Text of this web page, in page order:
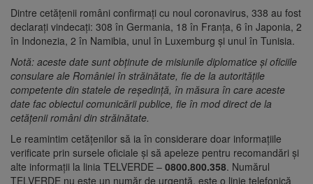
Dintre cetățenii români confirmați cu noul coronavirus, 338 au fost
declarați vindecați: 308 în Germania, 18 în Franța, 6 în Japonia, 2
în Indonezia, 2 în Namibia, unul în Luxemburg și unul în Tunisia.
Notă: aceste date sunt obținute de misiunile diplomatice și oficiile
consulare ale României în străinătate, fie de la autoritățile
competente din statele de reședință, în măsura în care aceste
date fac obiectul comunicării publice, fie în mod direct de la
cetățenii români din străinătate.
Le reamintim cetățenilor să ia în considerare doar informațiile
verificate prin sursele oficiale și să apeleze pentru recomandări și
alte informații la linia TELVERDE – 0800.800.358. Numărul
TELVERDE nu este un număr de urgență, este o linie telefonică